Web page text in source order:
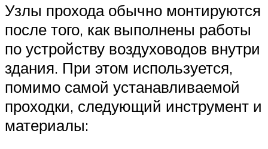
Узлы прохода обычно монтируются
после того, как выполнены работы
по устройству воздуховодов внутри
здания. При этом используется,
помимо самой устанавливаемой
проходки, следующий инструмент и
материалы: